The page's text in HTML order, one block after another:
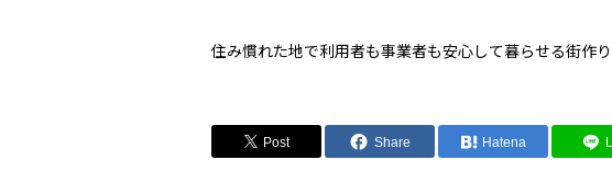
住み慣れた地で利用者も事業者も安心して暮らせる街作
Post Share Hatena